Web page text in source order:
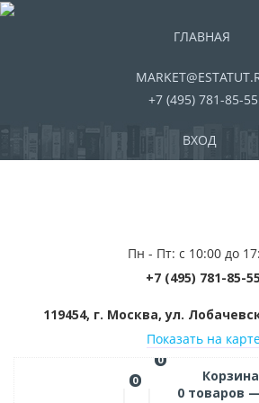
ГЛАВНАЯ
+7 (495) 781-85-55
ВХОД
Пн - Пт: с 10:00 до
+7 (495) 781-85-55
119454, г. Москва, ул.
Показать на
0
0
Корзина
0 товаров